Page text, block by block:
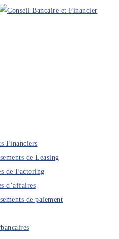
Financiers
de Leasing
de Factoring
d’affaires
de paiement